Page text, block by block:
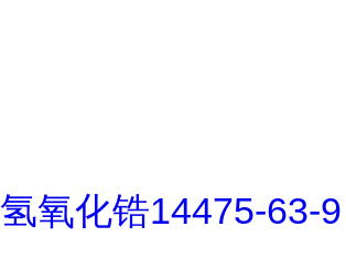
氢氧化锆14475-63-9